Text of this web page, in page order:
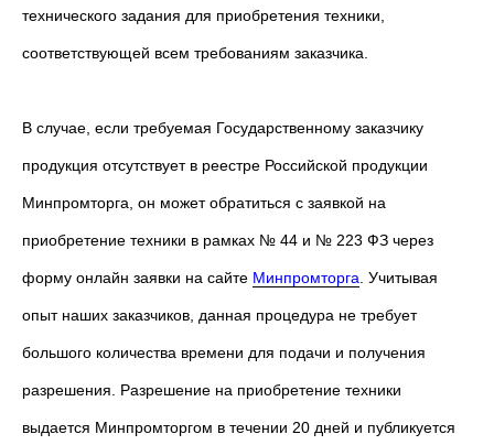
технического задания для приобретения техники,
соответствующей всем требованиям заказчика.
В случае, если требуемая Государственному заказчику
продукция отсутствует в реестре Российской продукции
Минпромторга, он может обратиться с заявкой на
приобретение техники в рамках № 44 и № 223 ФЗ через
форму онлайн заявки на сайте Минпромторга . Учитывая
опыт наших заказчиков, данная процедура не требует
большого количества времени для подачи и получения
разрешения. Разрешение на приобретение техники
выдается Минпромторгом в течении 20 дней и публикуется